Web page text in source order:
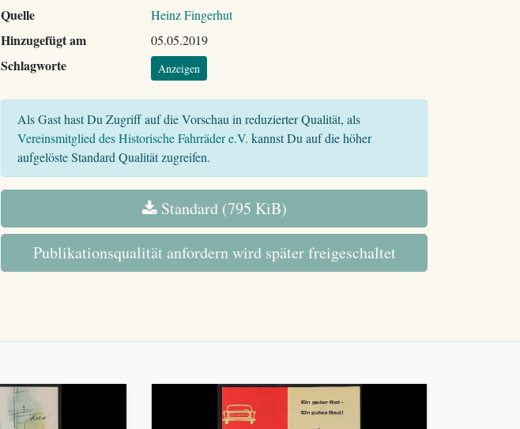
Quelle Heinz Fingerhut
Hinzugefügt am 05.05.2019
Schlagworte Anzeigen
Als Gast hast Du Zugriff auf die Vorschau in reduzierter Qualität, als
Vereinsmitglied des Historische Fahrräder e.V. kannst Du auf die höher
aufgelöste Standard Qualität zugreifen.
Standard (795 KiB)
Publikationsqualität anfordern wird später freigeschaltet